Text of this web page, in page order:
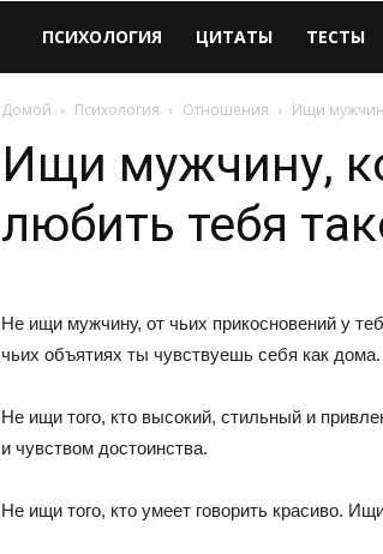
Виолайф
ПСИХОЛОГИЯ ЦИТАТЫ ТЕСТЫ
Домой Психология Отношения Ищи
Ищи мужчину,
любить тебя
Не ищи мужчину, от чьих прикосновений у
чьих объятиях ты чувствуешь себя как дома.
Не ищи того, кто высокий, стильный и
и чувством достоинства.
Не ищи того, кто умеет говорить красиво.